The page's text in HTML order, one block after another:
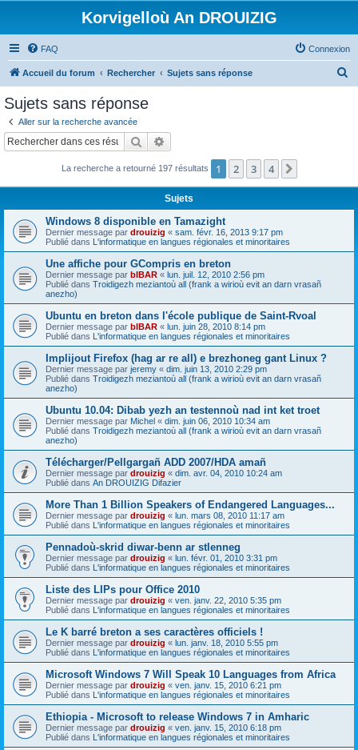
Korvigelloù An DROUIZIG
FAQ Connexion
Accueil du forum Rechercher Sujets sans réponse
c
Sujets sans réponse
Aller sur la recherche avancée
Rechercher
La recherche a retourné 197 résultats 1 2 3 4
Sujets
Windows 8 disponible en Tamazight
Dernier message par drouizig « sam. févr. 16, 2013 9:17 pm
Publié dans L'informatique en langues régionales et minoritaires
Une affiche pour GCompris en breton
Dernier message par bIBAR « lun. juil. 12, 2010 2:56 pm
Publié dans Troidigezh meziantoù all (frank a wirioù evit an darn vrasañ
anezho)
Ubuntu en breton dans l'école publique de Saint-Rvoal
Dernier message par bIBAR « lun. juin 28, 2010 8:14 pm
Publié dans L'informatique en langues régionales et minoritaires
Implijout Firefox (hag ar re all) e brezhoneg gant Linux ?
Dernier message par jeremy « dim. juin 13, 2010 2:29 pm
Publié dans Troidigezh meziantoù all (frank a wirioù evit an darn vrasañ
anezho)
Ubuntu 10.04: Dibab yezh an testennoù nad int ket troet
Dernier message par Michel « dim. juin 06, 2010 10:34 am
Publié dans Troidigezh meziantoù all (frank a wirioù evit an darn vrasañ
anezho)
Télécharger/Pellgargañ ADD 2007/HDA amañ
Dernier message par drouizig « dim. avr. 04, 2010 10:24 am
Publié dans An DROUIZIG Difazier
More Than 1 Billion Speakers of Endangered Languages...
Dernier message par drouizig « lun. mars 08, 2010 11:17 am
Publié dans L'informatique en langues régionales et minoritaires
Pennadoù-skrid diwar-benn ar stlenneg
Dernier message par drouizig « lun. févr. 01, 2010 3:31 pm
Publié dans L'informatique en langues régionales et minoritaires
Liste des LIPs pour Office 2010
Dernier message par drouizig « ven. janv. 22, 2010 5:35 pm
Publié dans L'informatique en langues régionales et minoritaires
Le K barré breton a ses caractères officiels !
Dernier message par drouizig « lun. janv. 18, 2010 5:55 pm
Publié dans L'informatique en langues régionales et minoritaires
Microsoft Windows 7 Will Speak 10 Languages from Africa
Dernier message par drouizig « ven. janv. 15, 2010 6:21 pm
Publié dans L'informatique en langues régionales et minoritaires
Ethiopia - Microsoft to release Windows 7 in Amharic
Dernier message par drouizig « ven. janv. 15, 2010 6:18 pm
Publié dans L'informatique en langues régionales et minoritaires